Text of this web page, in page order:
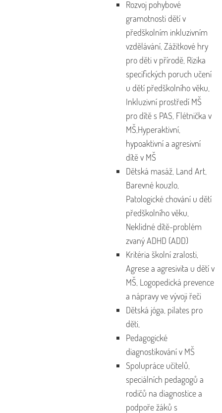
Rozvoj pohybové
gramotnosti dětí v
předškolním inkluzivním
vzdělávání, Zážitkové hry
pro děti v přírodě, Rizika
specifických poruch učení
u dětí předškolního věku,
Inkluzivní prostředí MŠ
pro dítě s PAS, Flétnička v
MŠ,Hyperaktivní,
hypoaktivní a agresivní
dítě v MŠ
Dětská masáž, Land Art,
Barevné kouzlo,
Patologické chování u dětí
předškolního věku,
Neklidné dítě-problém
zvaný ADHD (ADD)
Kritéria školní zralosti,
Agrese a agresivita u dětí v
MŠ, Logopedická prevence
a nápravy ve vývoji řeči
Dětská jóga, pilates pro
děti,
Pedagogické
diagnostikování v MŠ
Spolupráce učitelů,
speciálních pedagogů a
rodičů na diagnostice a
podpoře žáků s